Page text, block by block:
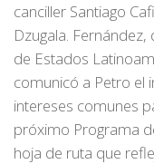
canciller Santiago
Dzugala.
de Estados
comunicó a Petro el
intereses comunes
próximo Programa
hoja de ruta que